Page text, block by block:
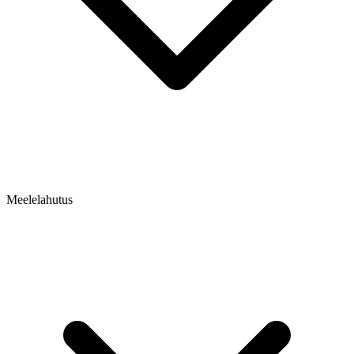
Meelelahutus